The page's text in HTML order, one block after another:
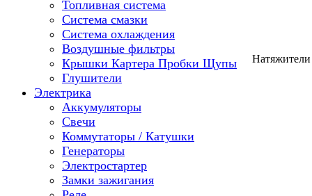
Топливная система
Система смазки
Система охлаждения
Воздушные фильтры
Крышки Картера Пробки Щупы
Глушители
Электрика
Аккумуляторы
Свечи
Коммутаторы / Катушки
Генераторы
Электростартер
Замки зажигания